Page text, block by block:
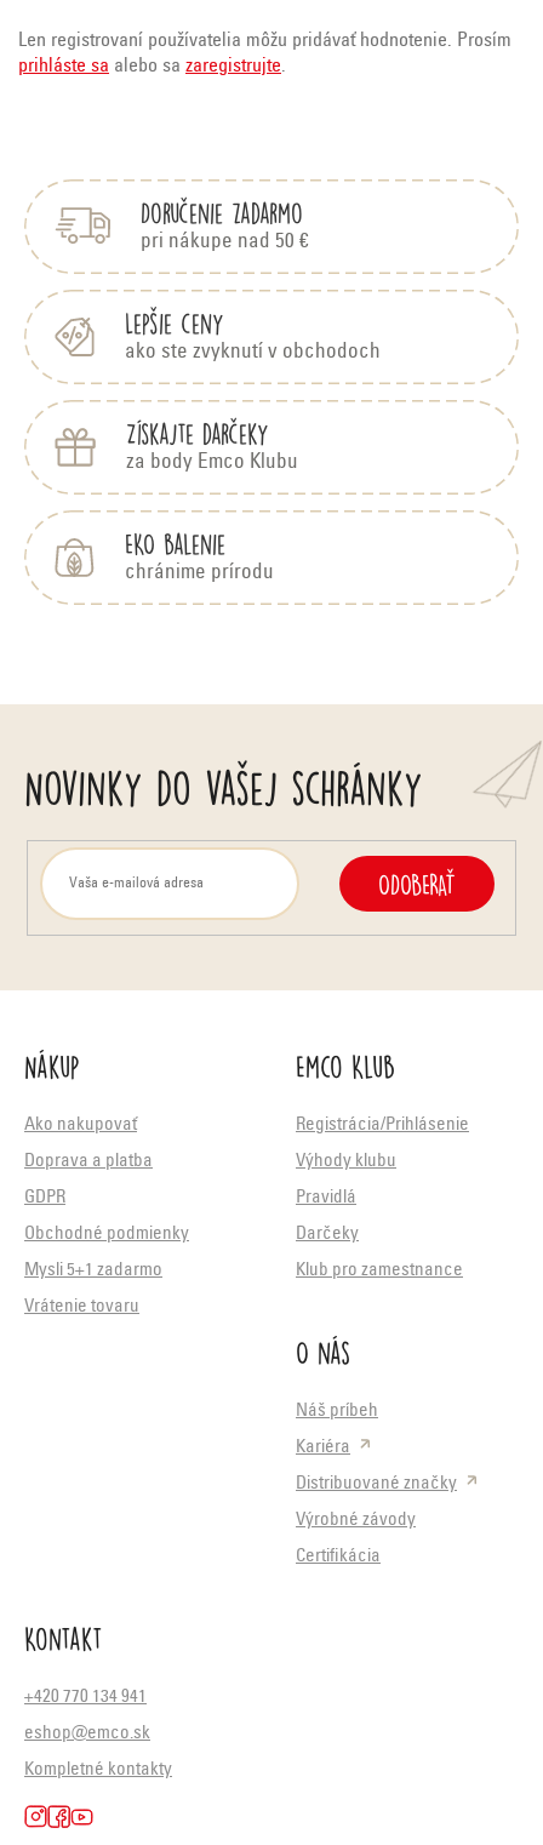
Len registrovaní používatelia môžu pridávať hodnotenie. Prosím
prihláste sa alebo sa zaregistrujte.
Doručenie zadarmo
pri nákupe nad 50 €
Lepšie ceny
ako ste zvyknutí v obchodoch
Získajte darčeky
za body Emco Klubu
EKO balenie
chránime prírodu
Novinky do vašej schránky
ODOBERAŤ
Nákup
Ako nakupovať
Doprava a platba
GDPR
Obchodné podmienky
Mysli 5+1 zadarmo
Vrátenie tovaru
Emco Klub
Registrácia/Prihlásenie
Výhody klubu
Pravidlá
Darčeky
Klub pro zamestnance
O nás
Náš príbeh
Kariéra
Distribuované značky
Výrobné závody
Certifikácia
Kontakt
+420 770 134 941
eshop@emco.sk
Kompletné kontakty